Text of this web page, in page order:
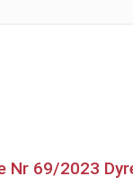
Nr 69/2023